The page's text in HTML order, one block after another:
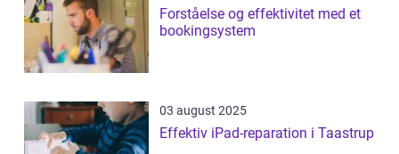
Forståelse og effektivitet med et
bookingsystem
03 august 2025
Effektiv iPad-reparation i Taastrup